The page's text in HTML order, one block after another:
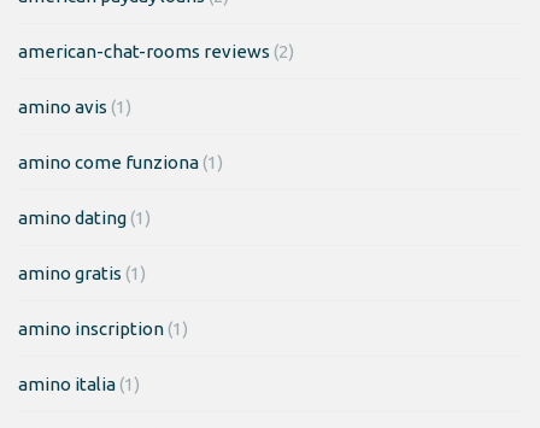
american-chat-rooms reviews (2)
amino avis (1)
amino come funziona(1)
amino dating(1)
amino gratis (1)
amino inscription(1)
amino italia(1)